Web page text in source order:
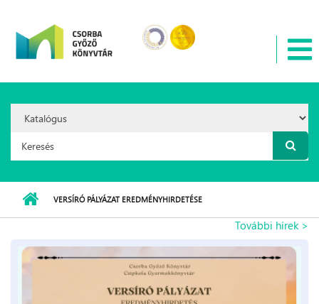
Option:
Keresés űrlap
VERSÍRÓ PÁLYÁZAT EREDMÉNYHIRDETÉSE
További hírek >